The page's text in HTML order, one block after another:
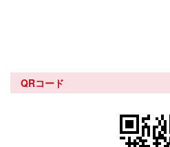
QRコード